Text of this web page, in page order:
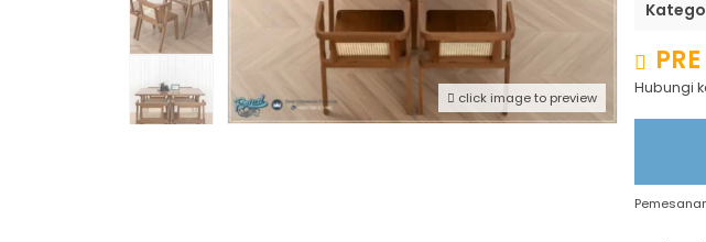
click image to preview
Hubungi